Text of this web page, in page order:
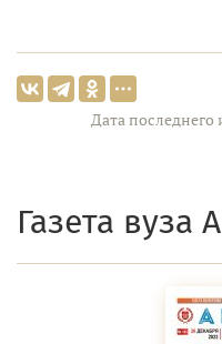
Дата
Газета вуза